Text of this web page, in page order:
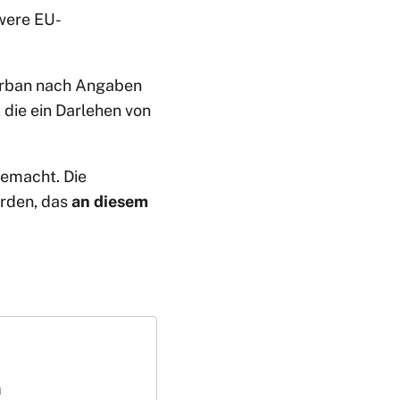
EU-
nach Angaben
ein Darlehen von
Die
dasan diesem